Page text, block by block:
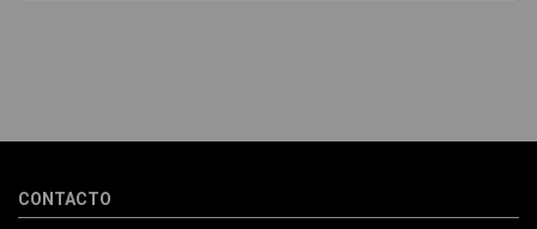
la pieza llegó correcta y bien embalada, además de llegarme 2
CONTACTO